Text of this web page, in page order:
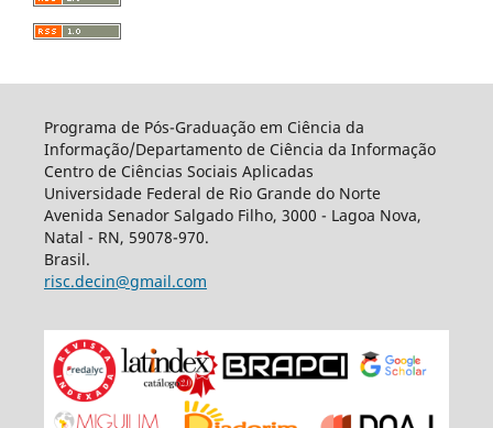
Programa de Pós-Graduação em Ciência da
Informação/Departamento de Ciência da Informação
Centro de Ciências Sociais Aplicadas
Universidade Federal de Rio Grande do Norte
Avenida Senador Salgado Filho, 3000 - Lagoa Nova,
Natal - RN, 59078-970.
Brasil.
risc.decin@gmail.com